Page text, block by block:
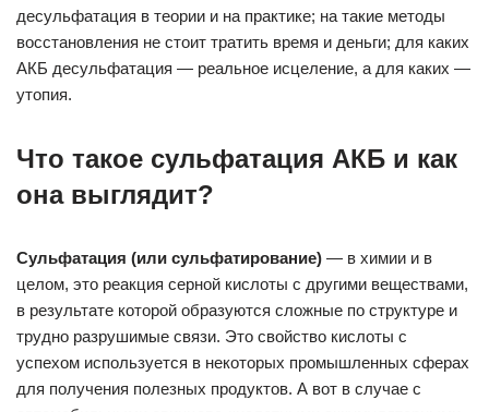
десульфатация в теории и на практике; на такие методы
восстановления не стоит тратить время и деньги; для каких
АКБ десульфатация — реальное исцеление, а для каких —
утопия.
Что такое сульфатация АКБ и как
она выглядит?
Сульфатация (или сульфатирование) — в химии и в
целом, это реакция серной кислоты с другими веществами,
в результате которой образуются сложные по структуре и
трудно разрушимые связи. Это свойство кислоты с
успехом используется в некоторых промышленных сферах
для получения полезных продуктов. А вот в случае с